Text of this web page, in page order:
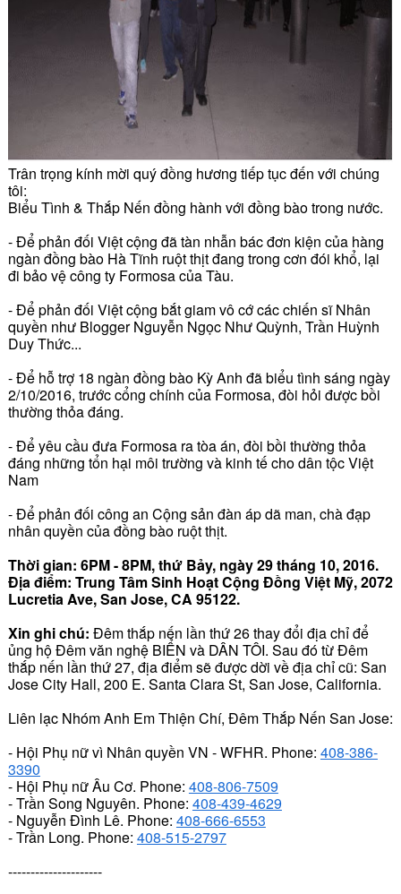
Trân trọng kính mời quý đồng hương tiếp tục đến với chúng
tôi:
Biểu Tình & Thắp Nến đồng hành với đồng bào trong nước.
- Ðể phản đối Việt cộng đã tàn nhẫn bác đơn kiện của hàng
ngàn đồng bào Hà Tĩnh ruột thịt đang trong cơn đói khổ, lại
đi bảo vệ công ty Formosa của Tàu.
- Ðể phản đối Việt cộng bắt giam vô cớ các chiến sĩ Nhân
quyền như Blogger Nguyễn Ngọc Như Quỳnh, Trần Huỳnh
Duy Thức...
- Ðể hỗ trợ 18 ngàn đồng bào Kỳ Anh đã biểu tình sáng ngày
2/10/2016, trước cổng chính của Formosa, đòi hỏi được bồi
thường thỏa đáng.
- Ðể yêu cầu đưa Formosa ra tòa án, đòi bồi thường thỏa
đáng những tổn hại môi trường và kinh tế cho dân tộc Việt
Nam
- Ðể phản đối công an Cộng sản đàn áp dã man, chà đạp
nhân quyền của đồng bào ruột thịt.
Thời gian: 6PM - 8PM, thứ Bảy, ngày 29 tháng 10, 2016.
Ðịa điểm: Trung Tâm Sinh Hoạt Cộng Ðồng Việt Mỹ, 2072
Lucretia Ave, San Jose, CA 95122.
Xin ghi chú: Đêm thắp nến lần thứ 26 thay đổi địa chỉ để
ủng hộ Ðêm văn nghệ BIỂN và DÂN TÔI. Sau đó từ Đêm
thắp nến lần thứ 27, địa điểm sẽ được dời về địa chỉ cũ: San
Jose City Hall, 200 E. Santa Clara St, San Jose, California.
Liên lạc Nhóm Anh Em Thiện Chí, Ðêm Thắp Nến San Jose:
- Hội Phụ nữ vì Nhân quyền VN - WFHR. Phone: 408-386-
3390
- Hội Phụ nữ Âu Cơ. Phone: 408-806-7509
- Trần Song Nguyên. Phone: 408-439-4629
- Nguyễn Ðình Lê. Phone: 408-666-6553
- Trần Long. Phone: 408-515-2797
---------------------